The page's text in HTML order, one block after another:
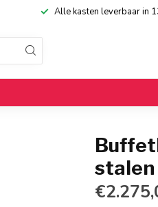
Alle kasten leverbaar in
stalen